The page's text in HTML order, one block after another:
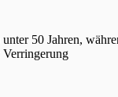
50 Jahren,